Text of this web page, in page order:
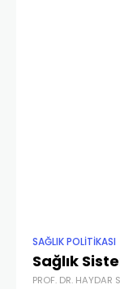
SAĞLIK POLITIKASI
Sağlık
PROF. DR. HAYDAR